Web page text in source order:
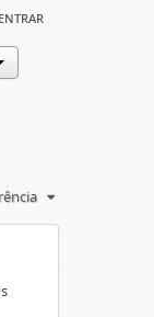
entrar